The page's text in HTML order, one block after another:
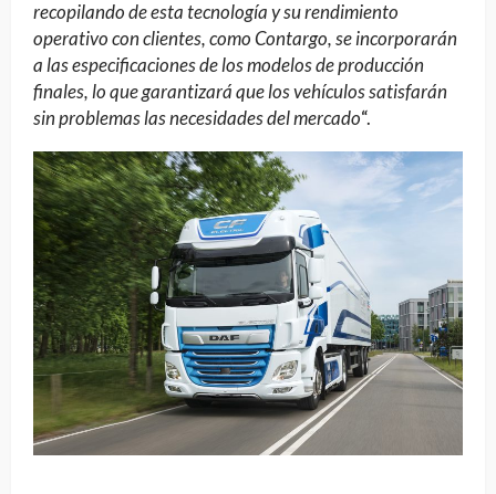
recopilando de esta tecnología y su rendimiento
operativo con clientes, como Contargo, se incorporarán
a las especificaciones de los modelos de producción
finales, lo que garantizará que los vehículos satisfarán
sin problemas las necesidades del mercado“.